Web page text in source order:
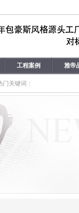
工程案例 雅帝
门关键词：